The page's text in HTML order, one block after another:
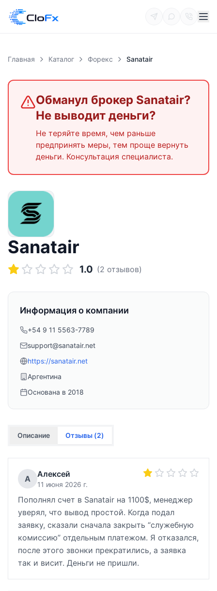
Главная Каталог Форекс Sanatair
Обманул брокер Sanatair?
Не выводит деньги?
Не теряйте время, чем раньше
предпринять меры, тем проще вернуть
деньги. Консультация специалиста.
Sanatair
1.0 (2 отзывов)
Информация о компании
+54 9 11 5563-7789
support@sanatair.net
https://sanatair.net
Аргентина
Основана в 2018
Описание Отзывы (2)
А Алексей
11 июня 2026 г.
Пополнял счет в Sanatair на 1100$, менеджер
уверял, что вывод простой. Когда подал
заявку, сказали сначала закрыть “служебную
комиссию” отдельным платежом. Я отказался,
после этого звонки прекратились, а заявка
так и висит. Деньги не пришли.